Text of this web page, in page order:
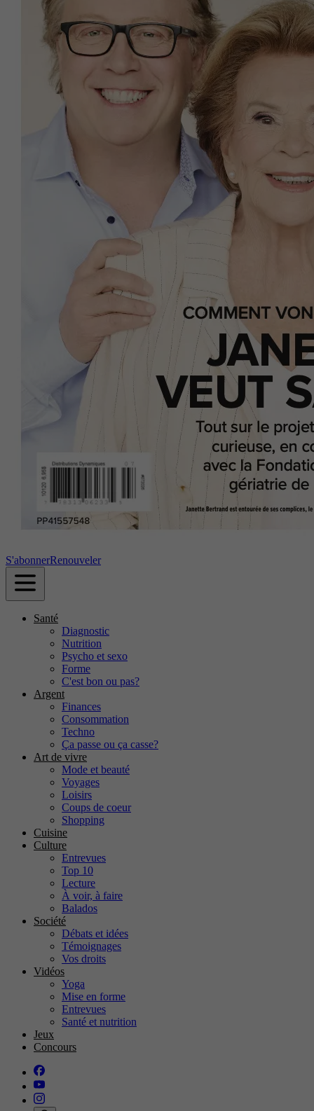
S'abonnerRenouveler
Santé
Diagnostic
Nutrition
Psycho et sexo
Forme
C'est bon ou pas?
Argent
Finances
Consommation
Techno
Ça passe ou ça casse?
Art de vivre
Mode et beauté
Voyages
Loisirs
Coups de coeur
Shopping
Cuisine
Culture
Entrevues
Top 10
Lecture
À voir, à faire
Balados
Société
Débats et idées
Témoignages
Vos droits
Vidéos
Yoga
Mise en forme
Entrevues
Santé et nutrition
Jeux
Concours